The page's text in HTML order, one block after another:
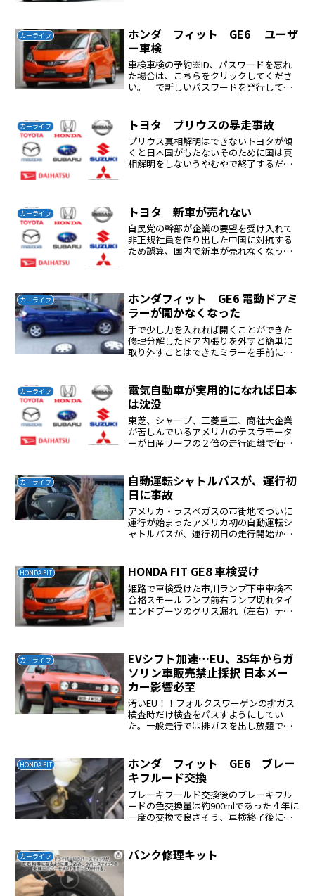
カーライフ
ホンダ フィット GE6 ユーザ
ー車検
車検車検の予約※ID、パスワードを忘れ
た場合は、こちらをクリックしてくださ
い。 で新しいパスワードを発行しても
路バイパス 市川ランプを降りて左折、
直線に下ると７...
カーライフ トヨタ プリウスの暴走事故
プリウス真相解明はできないトヨタが傾
くと日本国がもたないそのために国は真
相解明をしないうやむやで終了するだろ
スが近づいてきたら逃げる...
カーライフ トヨタ 新車が売れない
自民党の幹部が企業の要望を受け入れて
非正規社員を作り出した中国に対抗する
ため誤算、国内で新車が売れなくなった
ーネットの時代ではこのや...
カーライフ
ホンダフィット GE6 電動ドアミ
ラーが開かなくなった
手で少し力を入れれば開くことができた
修理分解したドア内張りを外すと簡単に
取り外すことはできたミラーを手前に引
ラスチックのギアが割れていると考えら
れるが一体式で分解は諦め...
カーライフ
電気自動車が実用的になれば日本
は沈没
東芝、シャープ、三菱重工、商社大企業
が苦しんでいるアメリカのテスラモータ
ーが日産リーフの２倍の走行距離で価格
業はいよいよ沈没するだろうそうなると
日本は失業者だらけになる...
カーライフ
自動運転シャトルバスが、運行初
日に事故
アメリカ・ラスベガスの市街地でついに
運行が始まったアメリカ初の自動運転シ
ャトルバスが、運行初日の走行開始から
っぱり自動運転など信用できない一般道
路上の自動運転など危険...
HONDA FIT HONDA FIT GE8 車検受け
姫路で車検受けた市川ランプ下車車検不
合格スモールランプ前右ランプ切れタイ
エンドブーツのグリス漏れ（左右）テス
が必要である。車のハ...
カーライフ
EVシフト加速…EU、35年からガ
ソリン車販売禁止採択 日本メー
カー影響必至
汚いEU！！フォルクスワーゲンの排ガス
検査時だけ検査をパスすようにしてい
た。一般走行では排ガスを出し放題であ
でルールを変えてきた。いいじゃない
か、どうせEVなど普及しな...
HONDA FIT
ホンダ フィット GE6 ブレー
キフルード交換
ブレーキフールド交換後のブレーキフル
ードの色交換量は約900mlであった４年に
一度の交換で良さそう、車検終了後に行
けたらすぐに薄いお茶の色になる古河薬
品工業(KYK) ...
カーライフ パンク修理キット